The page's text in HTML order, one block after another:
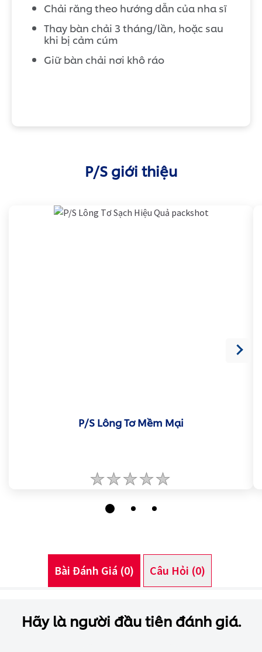
Chải răng theo hướng dẫn của nha sĩ
Thay bàn chải 3 tháng/lần, hoặc sau
khi bị cảm cúm
Giữ bàn chải nơi khô ráo
P/S giới thiệu
P/S Lông Tơ Mềm Mại
Không
có
xếp
được
Bài Đánh Giá (0) Câu Hỏi (0)
Hãy là người đầu tiên đánh giá.